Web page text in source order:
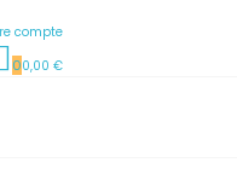
compte
00,00 €